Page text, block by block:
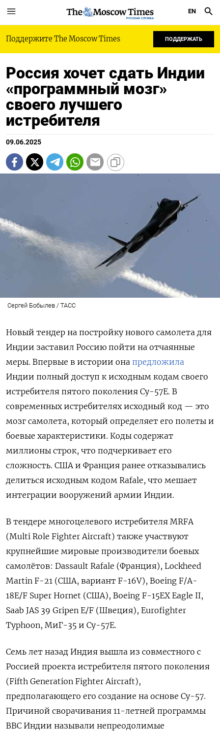
РУССКАЯ СЛУЖБА
EN
Поддержите The Moscow Times ПОДДЕРЖАТЬ
Россия хочет сдать Индии
«программный мозг»
своего лучшего
истребителя
09.06.2025
Сергей Бобылев / ТАСС
Новый тендер на постройку нового самолета для
Индии заставил Россию пойти на отчаянные
меры. Впервые в истории она предложила
Индии полный доступ к исходным кодам своего
истребителя пятого поколения Су-57Е. В
современных истребителях исходный код — это
мозг самолета, который определяет его полеты и
боевые характеристики. Коды содержат
миллионы строк, что подчеркивает его
сложность. США и Франция ранее отказывались
делиться исходным кодом Rafale, что мешает
интеграции вооружений армии Индии.
В тендере многоцелевого истребителя MRFA
(Multi Role Fighter Aircraft) также участвуют
крупнейшие мировые производители боевых
самолётов: Dassault Rafale (Франция), Lockheed
Martin F-21 (США, вариант F-16V), Boeing F/A-
18E/F Super Hornet (США), Boeing F-15EX Eagle II,
Saab JAS 39 Gripen E/F (Швеция), Eurofighter
Typhoon, МиГ-35 и Су-57Е.
Семь лет назад Индия вышла из совместного с
Россией проекта истребителя пятого поколения
(Fifth Generation Fighter Aircraft),
предполагающего его создание на основе Су-57.
Причиной сворачивания 11-летней программы
ВВС Индии называли непреодолимые